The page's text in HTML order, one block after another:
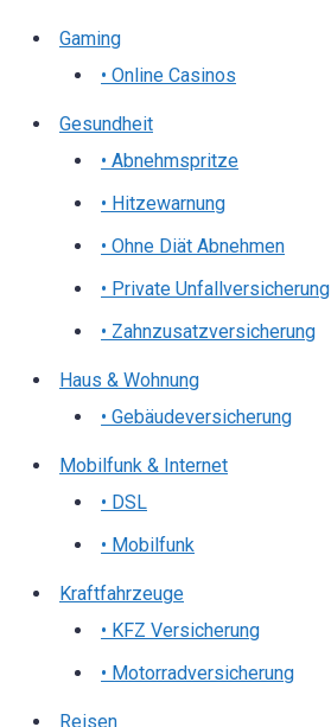
Gaming
• Online Casinos
Gesundheit
• Abnehmspritze
• Hitzewarnung
• Ohne Diät Abnehmen
• Private Unfallversicherung
• Zahnzusatzversicherung
Haus & Wohnung
• Gebäudeversicherung
Mobilfunk & Internet
• DSL
• Mobilfunk
Kraftfahrzeuge
• KFZ Versicherung
• Motorradversicherung
Reisen